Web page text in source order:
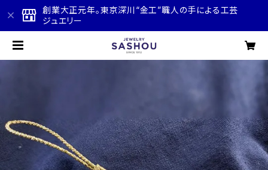
創業大正元年。東京深川“金工”職人の手による工芸
ジュエリー